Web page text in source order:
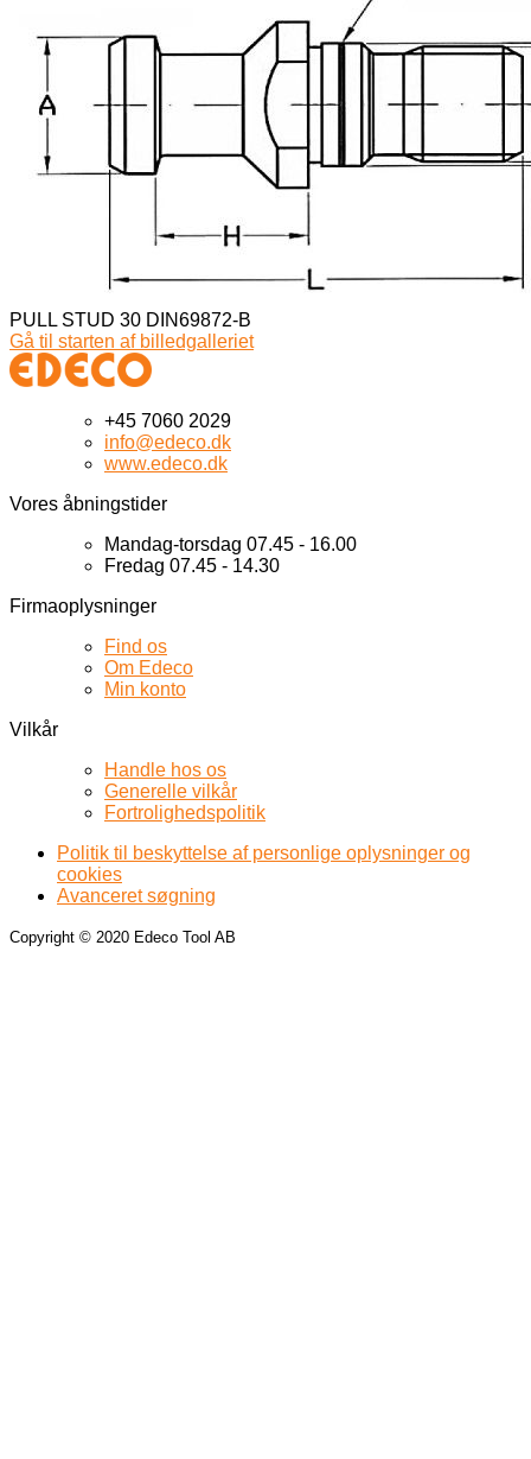
PULL STUD 30 DIN69872-B
Gå til starten af billedgalleriet
+45 7060 2029
info@edeco.dk
www.edeco.dk
Vores åbningstider
Mandag-torsdag 07.45 - 16.00
Fredag 07.45 - 14.30
Firmaoplysninger
Find os
Om Edeco
Min konto
Vilkår
Handle hos os
Generelle vilkår
Fortrolighedspolitik
Politik til beskyttelse af personlige oplysninger og
cookies
Avanceret søgning
Copyright © 2020 Edeco Tool AB